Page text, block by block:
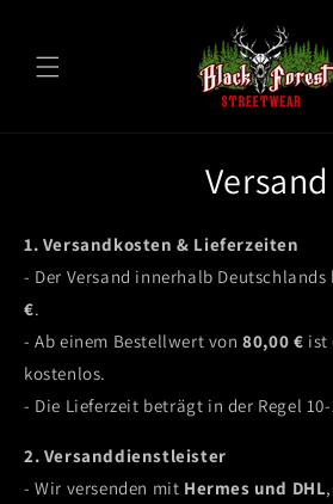
Versand
1. Versandkosten & Lieferzeiten
- Der Versand innerhalb
€.
- Ab einem Bestellwert von80,00 € ist
kostenlos.
- Die Lieferzeit beträgt in der Regel
2. Versanddienstleister
- Wir versenden mit Hermes und DHL